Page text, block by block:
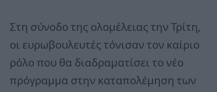
Στη σύνοδο της ολομέλειας την Τρίτη,
οι ευρωβουλευτές τόνισαν τον καίριο
ρόλο που θα διαδραματίσει το νέο
πρόγραμμα στην καταπολέμηση των